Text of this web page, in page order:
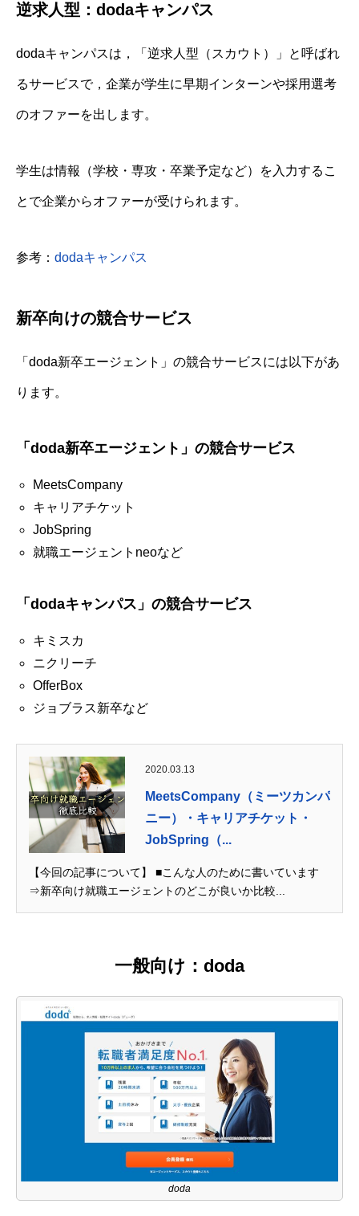
逆求人型：dodaキャンパス
dodaキャンパスは，「逆求人型（スカウト）」と呼ばれ
るサービスで，企業が学生に早期インターンや採用選考
のオファーを出します。
学生は情報（学校・専攻・卒業予定など）を入力するこ
とで企業からオファーが受けられます。
参考： dodaキャンパス
新卒向けの競合サービス
「doda新卒エージェント」の競合サービスには以下があ
ります。
「doda新卒エージェント」の競合サービス
MeetsCompany
キャリアチケット
JobSpring
就職エージェントneoなど
「dodaキャンパス」の競合サービス
キミスカ
ニクリーチ
OfferBox
ジョブラス新卒など
2020.03.13
MeetsCompany（ミーツカンパ
ニー）・キャリアチケット・
JobSpring（...
【今回の記事について】 ■こんな人のために書いています
⇒新卒向け就職エージェントのどこが良いか比較...
一般向け：doda
doda